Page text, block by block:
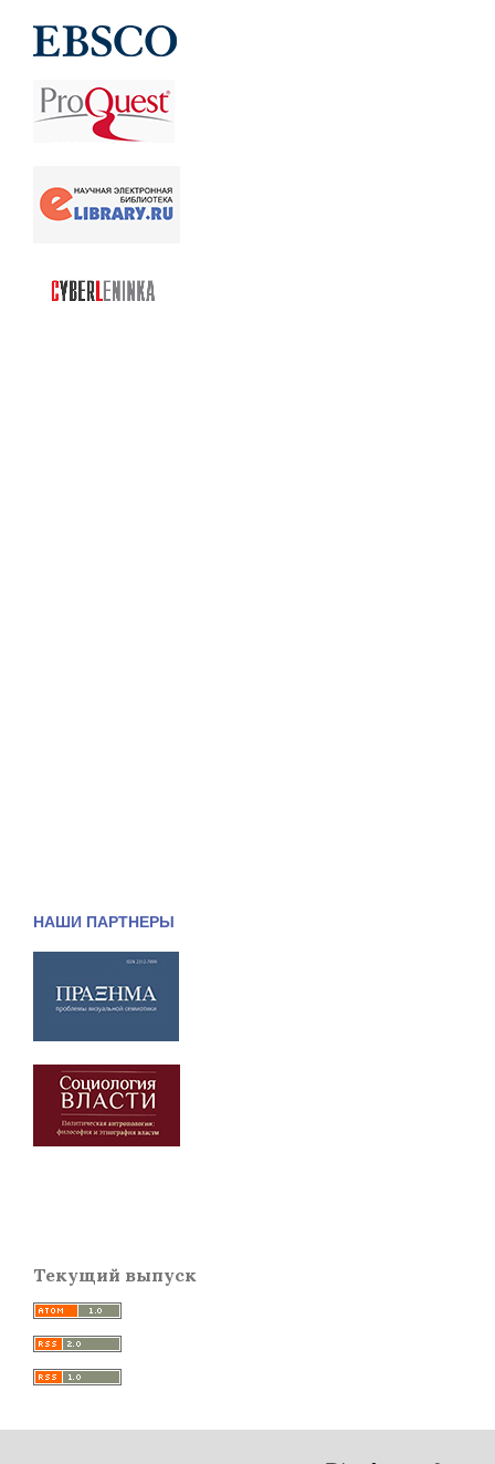
НАШИ ПАРТНЕРЫ
Текущий выпуск